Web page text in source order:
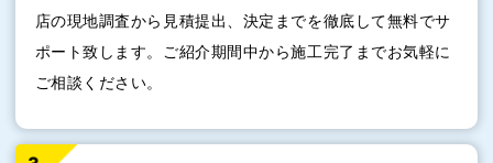
店の現地調査から見積提出、決定までを徹底して無料でサ
ポート致します。ご紹介期間中から施工完了までお気軽に
ご相談ください。